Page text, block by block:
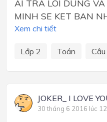
AI TRA LOI DUNG
MINH SE KET BAN
Xem chi tiết
Lớp 2 Toán
JOKER_ I LOVE
30 tháng 6 2016 lúc